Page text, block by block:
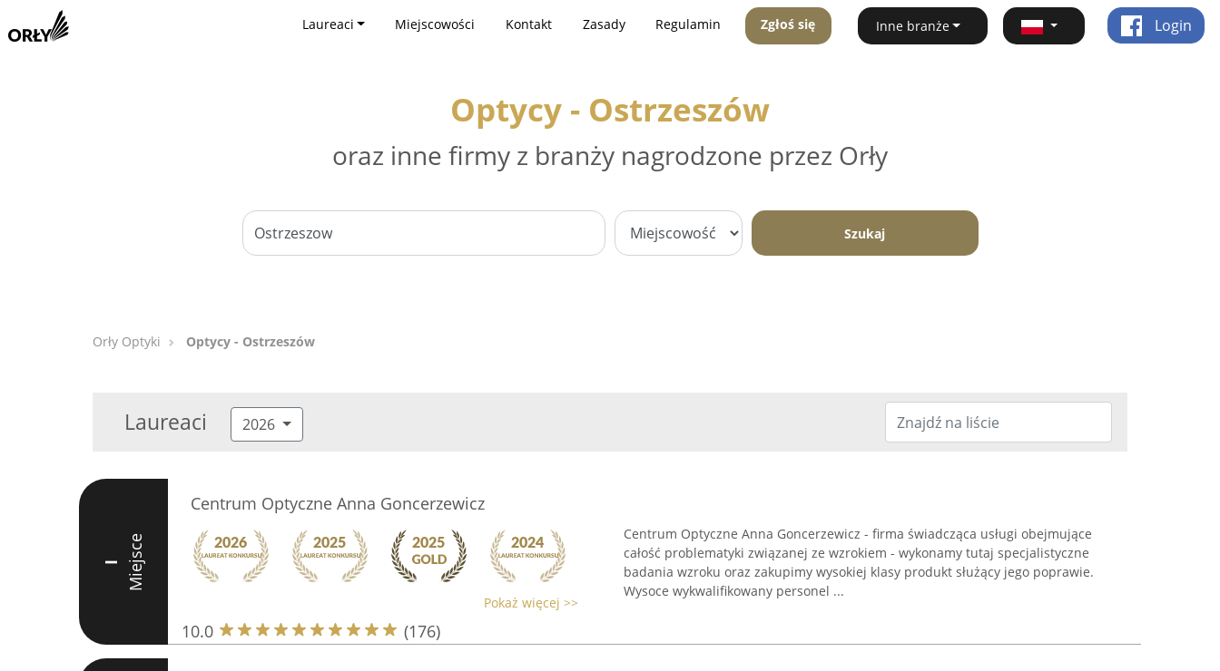
Laureaci Miejscowości Kontakt Zasady Regulamin Zgłoś się Inne branże Login
Optycy - Ostrzeszów
oraz inne firmy z branży nagrodzone przez Orły
Szukaj
Orły Optyki Optycy - Ostrzeszów
Laureaci 2026
I Miejsce
Centrum Optyczne Anna Goncerzewicz
Pokaż więcej >>
10.0 (176)
Centrum Optyczne Anna Goncerzewicz - firma świadcząca usługi obejmujące
całość problematyki związanej ze wzrokiem - wykonamy tutaj specjalistyczne
badania wzroku oraz zakupimy wysokiej klasy produkt służący jego poprawie.
Wysoce wykwalifikowany personel ...